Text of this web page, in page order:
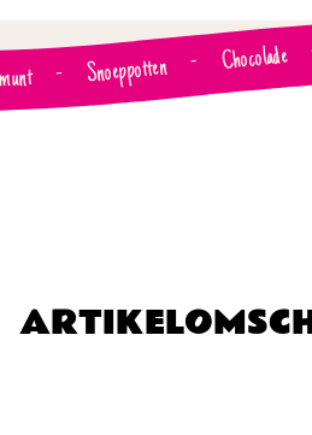
- Snoeppotten - Chocolade